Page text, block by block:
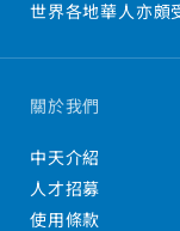
世界各地華人亦頗
關於我們
中天介紹
人才招募
使用條款